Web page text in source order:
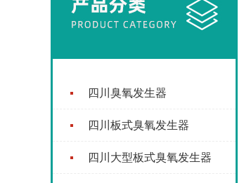
四川臭氧发生器
四川板式臭氧发生器
四川大型板式臭氧发生器